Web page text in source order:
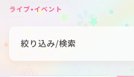
Live•Event
ライブ•イベント
絞り込み/検索